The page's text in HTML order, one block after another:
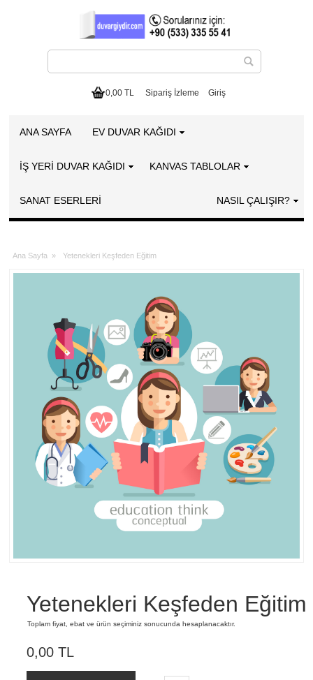
0,00 TL Sipariş İzleme Giriş
ANA SAYFA EV DUVAR KAĞIDI
İŞ YERİ DUVAR KAĞIDI KANVAS TABLOLAR
SANAT ESERLERI NASIL ÇALIŞIR?
Ana Sayfa » Yetenekleri Keşfeden Eğitim
Yetenekleri Keşfeden Eğitim
Toplam fiyat, ebat ve ürün seçiminiz sonucunda hesaplanacaktır.
0,00 TL